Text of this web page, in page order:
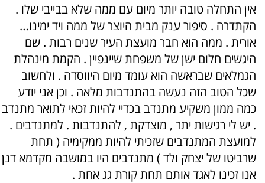
אין התחלה טובה יותר מיום עם ממה שלא בבייבי שלו .
הקתדרה . סיפור ענק מבית היוצר של ממה ויד ימינו…
אורית . ממה הוא חבר מועצת העיר שנים רבות . שם
היגשים חלום ישן של משפחת שיינפיין . הקמת מינהלת
הגמלאים שבראשה הוא עומד מיום היווסדה . ולחשוב
שכל הטוב הזה נעשה בהתנדבות מלאה . וכן אני יודע
כמה ממון משקיע מתנדב בכדיי להיות זכאי לתואר מתנדב
. יש לי רגישות יתר , מוצדקת , להתנדבות . למתנדבים .
למועצת המתנדבים שזכיתי להיות ממקימיה ( תחת
שרביטו של יצחק ולד ) מתנדבים היו במושבה מקדמא דנן
אנו זכינו לאגד אותם תחת קורת גג אחת .